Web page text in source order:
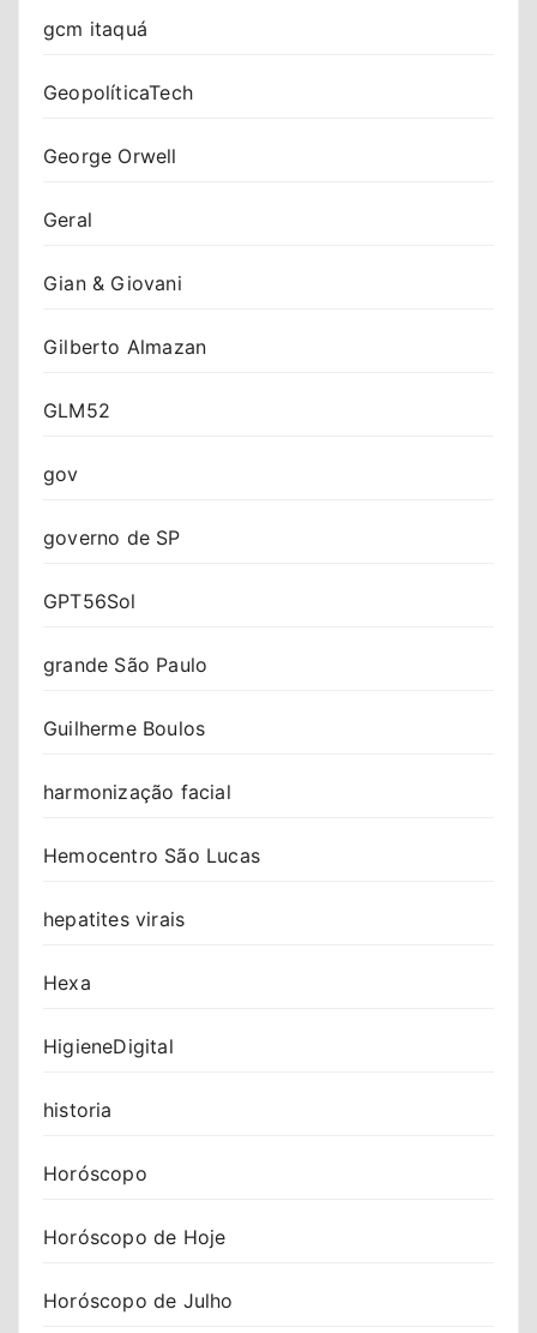
gcm itaquá
GeopolíticaTech
George Orwell
Geral
Gian & Giovani
Gilberto Almazan
GLM52
gov
governo de SP
GPT56Sol
grande São Paulo
Guilherme Boulos
harmonização facial
Hemocentro São Lucas
hepatites virais
Hexa
HigieneDigital
historia
Horóscopo
Horóscopo de Hoje
Horóscopo de Julho